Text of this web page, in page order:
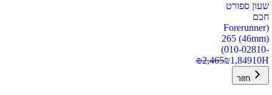
שעון ספורט
חכם
(Forerunner
265 (46mm)
(010-02810-
10H
₪1,849
₪2,465
חזור